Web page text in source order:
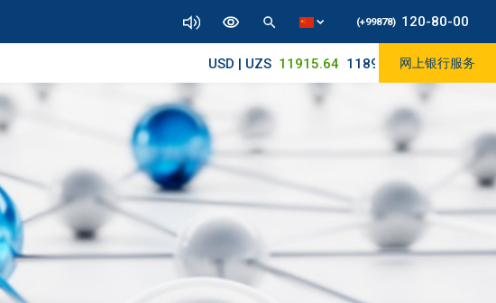
(+99878) 120-80-00
USD | UZS 11915.64 11890/12010网上银行服务